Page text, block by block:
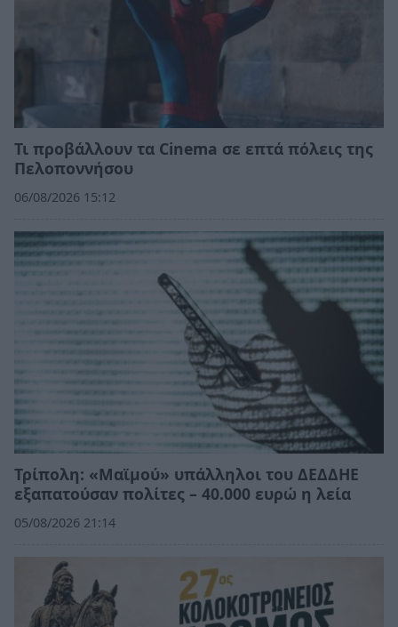
Τι προβάλλουν τα Cinema σε επτά πόλεις της
Πελοποννήσου
06/08/2026 15:12
Τρίπολη: «Μαϊμού» υπάλληλοι του ΔΕΔΔΗΕ
εξαπατούσαν πολίτες – 40.000 ευρώ η λεία
05/08/2026 21:14